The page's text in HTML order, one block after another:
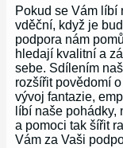
Pokud se Vám líbí
vděční, když je
podpora nám
hledají kvalitní a
sebe. Sdílením
rozšířit povědomí
vývoj fantazie,
líbí naše
a pomoci tak šířit
Vám za Vaši